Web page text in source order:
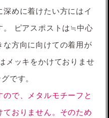
めに着けたい方にはイ
。 ピアスポストは≒中心
な方向に向けての着用が
メッキをかけておりませ
です。
で、メタルモチーフと
ておりません。そのため